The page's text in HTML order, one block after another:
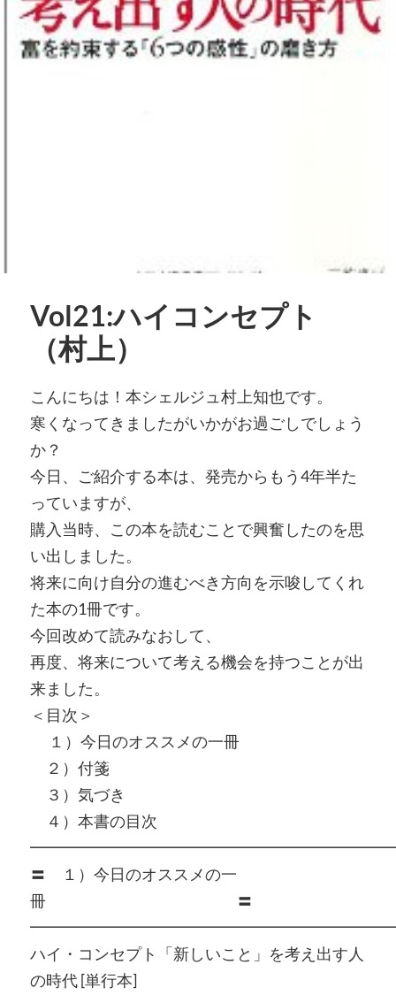
Vol21:ハイコンセプト
（村上）
こんにちは！本シェルジュ村上知也です。
寒くなってきましたがいかがお過ごしでしょう
か？
今日、ご紹介する本は、発売からもう4年半た
っていますが、
購入当時、この本を読むことで興奮したのを思
い出しました。
将来に向け自分の進むべき方向を示唆してくれ
た本の1冊です。
今回改めて読みなおして、
再度、将来について考える機会を持つことが出
来ました。
＜目次＞
１）今日のオススメの一冊
２）付箋
３）気づき
４）本書の目次
〓 １）今日のオススメの一
冊 〓
ハイ・コンセプト「新しいこと」を考え出す人
の時代 [単行本]